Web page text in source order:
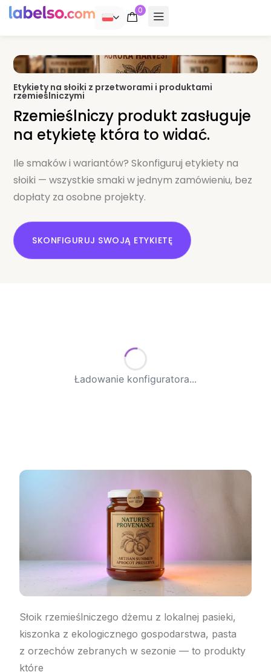
POLSKI
0
Etykiety na słoiki z przetworami i produktami
rzemieślniczymi
Rzemieślniczy produkt zasługuje
na etykietę która to widać.
Ile smaków i wariantów? Skonfiguruj etykiety na
słoiki — wszystkie smaki w jednym zamówieniu, bez
dopłaty za osobne projekty.
SKONFIGURUJ SWOJĄ ETYKIETĘ
Ładowanie konfiguratora...
Słoik rzemieślniczego dżemu z lokalnej pasieki,
kiszonka z ekologicznego gospodarstwa, pasta
z orzechów zebranych w sezonie — to produkty
które